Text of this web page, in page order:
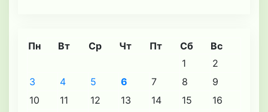
Пн Вт Ср Чт Пт Сб Вс
1
2
3
4 5 6 7 8
9
10
11 12 13 14 15
16